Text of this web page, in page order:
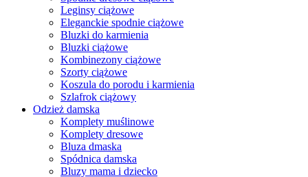
Leginsy ciążowe
Eleganckie spodnie ciążowe
Bluzki do karmienia
Bluzki ciążowe
Kombinezony ciążowe
Szorty ciążowe
Koszula do porodu i karmienia
Szlafrok ciążowy
Odzież damska
Komplety muślinowe
Komplety dresowe
Bluza dmaska
Spódnica damska
Bluzy mama i dziecko